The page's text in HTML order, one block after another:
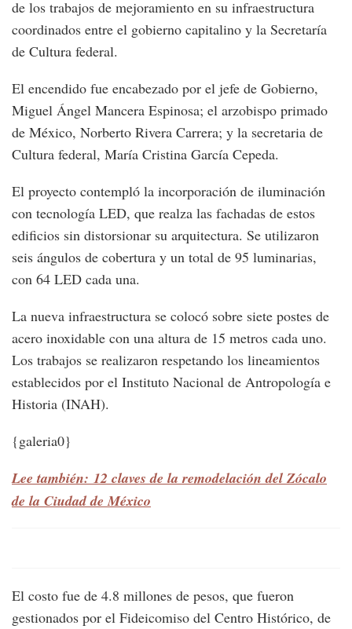
de los trabajos de mejoramiento en su infraestructura
coordinados entre el gobierno capitalino y la Secretaría
de Cultura federal.
El encendido fue encabezado por el jefe de Gobierno,
Miguel Ángel Mancera Espinosa; el arzobispo primado
de México, Norberto Rivera Carrera; y la secretaria de
Cultura federal, María Cristina García Cepeda.
El proyecto contempló la incorporación de iluminación
con tecnología LED, que realza las fachadas de estos
edificios sin distorsionar su arquitectura. Se utilizaron
seis ángulos de cobertura y un total de 95 luminarias,
con 64 LED cada una.
La nueva infraestructura se colocó sobre siete postes de
acero inoxidable con una altura de 15 metros cada uno.
Los trabajos se realizaron respetando los lineamientos
establecidos por el Instituto Nacional de Antropología e
Historia (INAH).
{galeria0}
Lee también: 12 claves de la remodelación del Zócalo
de la Ciudad de México
El costo fue de 4.8 millones de pesos, que fueron
gestionados por el Fideicomiso del Centro Histórico, de